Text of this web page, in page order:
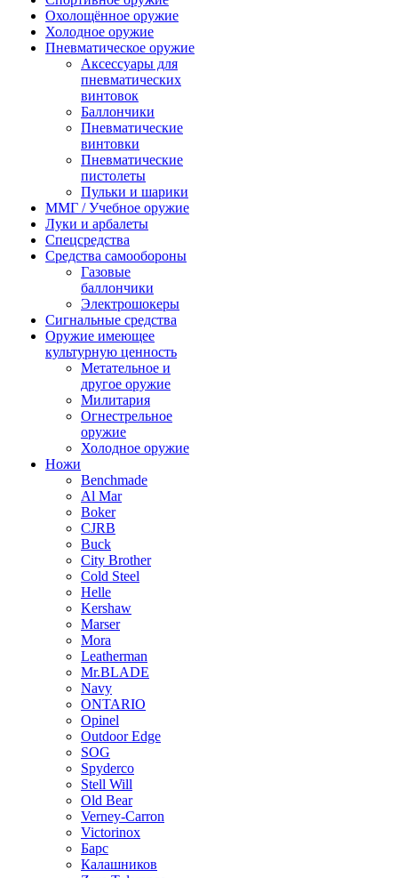
Охолощённое оружие
Холодное оружие
Пневматическое оружие
Аксессуары для
пневматических
винтовок
Баллончики
Пневматические
винтовки
Пневматические
пистолеты
Пульки и шарики
ММГ / Учебное оружие
Луки и арбалеты
Спецсредства
Средства самообороны
Газовые
баллончики
Электрошокеры
Сигнальные средства
Оружие имеющее
культурную ценность
Метательное и
другое оружие
Милитария
Огнестрельное
оружие
Холодное оружие
Ножи
Benchmade
Al Mar
Boker
CJRB
Buck
City Brother
Cold Steel
Helle
Kershaw
Marser
Mora
Leatherman
Mr.BLADE
Navy
ONTARIO
Opinel
Outdoor Edge
SOG
Spyderco
Stell Will
Old Bear
Verney-Carron
Victorinox
Барс
Калашников